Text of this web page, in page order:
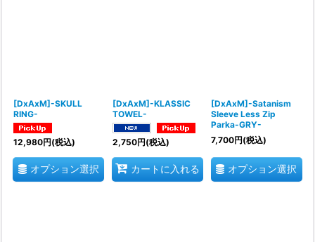
[DxAxM]-SKULL
RING-
12,980円(税込)
オプション選択
[DxAxM]-KLASSIC
TOWEL-
2,750円(税込)
カートに入れる
[DxAxM]-Satanism
Sleeve Less Zip
Parka-GRY-
7,700円(税込)
オプション選択